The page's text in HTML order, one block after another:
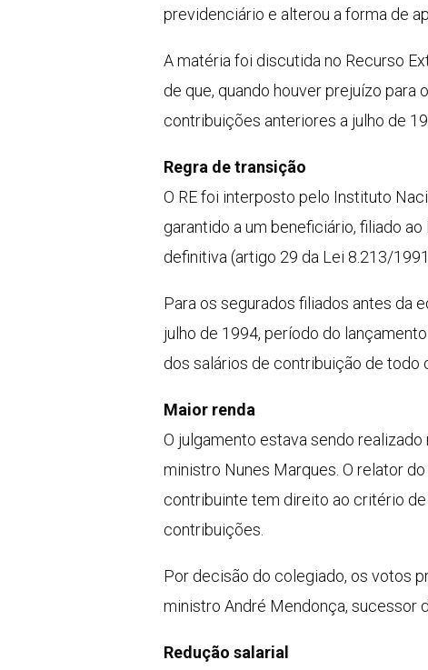
previdenciário e alterou a forma de
A matéria foi discutida no Recurso
de que, quando houver prejuízo para
contribuições anteriores a julho de
Regra de transição
O RE foi interposto pelo Instituto
garantido a um beneficiário, filiado
definitiva (artigo 29 da Lei 8.213/
Para os segurados filiados antes da
julho de 1994, período do
dos salários de contribuição de todo
Maior renda
O julgamento estava sendo
ministro Nunes Marques. O relator
contribuinte tem direito ao critério
contribuições.
Por decisão do colegiado, os votos
ministro André Mendonça, sucessor
Redução salarial